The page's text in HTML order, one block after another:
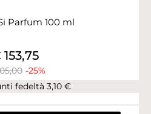
Parfum 100 ml
-25%
fedeltà 3,10 €